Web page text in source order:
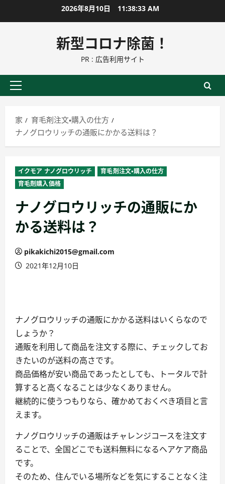
ン
に
2026年8月10日 11:38:34 AM
新型コロナ除菌！
PR : 広告利用サイト
プ
イ
マ
メ
ニ
ュ
ー
家
育毛剤注文・購入の仕方
ナノグロウリッチの通販にかかる送料は？
イクモア ナノグロウリッチ
育毛剤注文・購入の仕方
育毛剤購入価格
ナノグロウリッチの通販にか
かる送料は？
pikakichi2015@gmail.com
2021年12月10日
ナノグロウリッチの通販にかかる送料はいくらなので
しょうか？
通販を利用して商品を注文する際に、チェックしてお
きたいのが送料の高さです。
商品価格が安い商品であったとしても、トータルで計
算すると高くなることは少なくありません。
継続的に使うつもりなら、確かめておくべき項目と言
えます。
ナノグロウリッチの通販はチャレンジコースを注文す
ることで、全国どこでも送料無料になるヘアケア商品
です。
そのため、住んでいる場所などを気にすることなく注